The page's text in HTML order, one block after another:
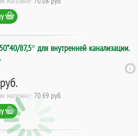
87,5° для внутренней канализации.
магазине: 70.69 руб.